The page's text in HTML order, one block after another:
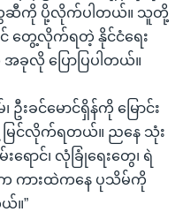
တွေဆီကို ပို့လိုက်ပါတယ်။ သူတို့
တွေ့လိုက်ရတဲ့ နိုင်ငံရေး
လို ပြောပြပါတယ်။
းခင်မောင်ရှိန်ကို မြောင်း
ြင်လိုက်ရတယ်။ ညနေ သုံး
ရောင်၊ လုံခြုံရေးတွေ၊ ရဲ
က ကားထဲကနေ ပုသိမ်ကို
။”